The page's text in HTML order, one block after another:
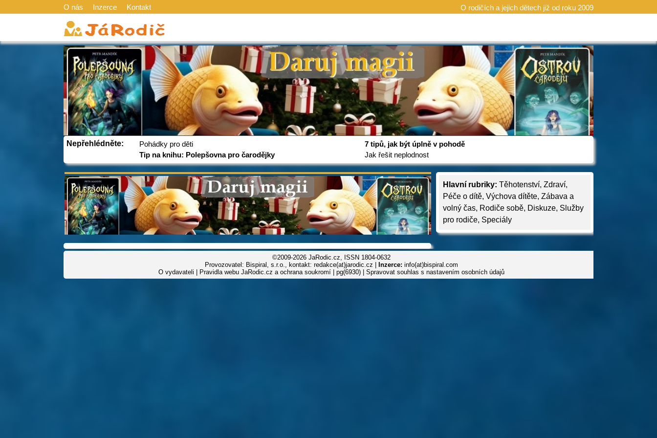
O nás Inzerce Kontakt O rodičích a jejich dětech již od roku 2009
Nepřehlédněte:
Pohádky pro děti
Tip na knihu: Polepšovna pro čarodějky
7 tipů, jak být úplně v pohodě
Jak řešit neplodnost
Hlavní rubriky: Těhotenství, Zdraví,
Péče o dítě, Výchova dítěte, Zábava a
volný čas, Rodiče sobě, Diskuze, Služby
pro rodiče, Speciály
©2009-2026 JaRodic.cz, ISSN 1804-0632
Provozovatel: Bispiral, s.r.o., kontakt: redakce(at)jarodic.cz |
Inzerce: info(at)bispiral.com
O vydavateli
Pravidla webu JaRodic.cz a ochrana soukromí | pg(6930) | Spravovat souhlas s nastavením osobních údajů